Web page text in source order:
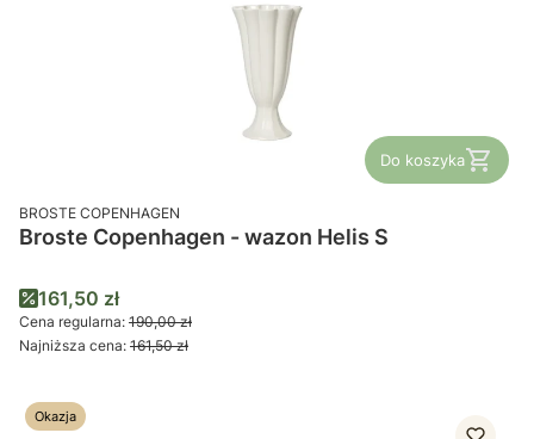
Do koszyka
PRODUCENT
BROSTE COPENHAGEN
Broste Copenhagen - wazon Helis S
Cena promocyjna
161,50 zł
Cena regularna: 190,00 zł
Najniższa cena: 161,50 zł
Okazja